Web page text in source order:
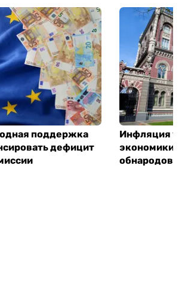
поддержка
дефицит
Инфляция
экономики